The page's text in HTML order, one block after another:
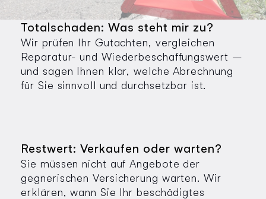
Totalschaden: Was steht mir zu?
Wir prüfen Ihr Gutachten, vergleichen
Reparatur- und Wiederbeschaffungswert –
und sagen Ihnen klar, welche Abrechnung
für Sie sinnvoll und durchsetzbar ist.
Restwert: Verkaufen oder warten?
Sie müssen nicht auf Angebote der
gegnerischen Versicherung warten. Wir
erklären, wann Sie Ihr beschädigtes